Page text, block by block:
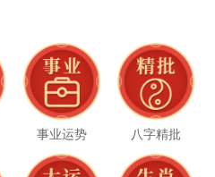
事业运势 八字精批